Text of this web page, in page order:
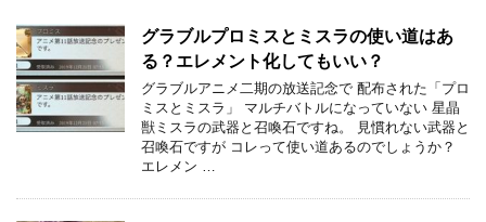
グラブルプロミスとミスラの使い道はあ
る？エレメント化してもいい？
グラブルアニメ二期の放送記念で 配布された「プロ
ミスとミスラ」 マルチバトルになっていない 星晶
獣ミスラの武器と召喚石ですね。 見慣れない武器と
召喚石ですが コレって使い道あるのでしょうか？
エレメン …